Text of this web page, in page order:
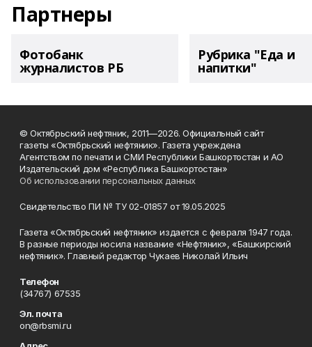
Партнеры
Фотобанк
журналистов РБ
Рубрика "Еда и
напитки"
© Октябрьский нефтяник, 2011—2026. Официальный сайт
газеты «Октябрьский нефтяник». Газета учреждена
Агентством по печати и СМИ Республики Башкортостан и АО
Издательский дом «Республика Башкортостан»
Об использовании персональных данных
Свидетельство ПИ № ТУ 02-01857 от 19.05.2025
Газета «Октябрьский нефтяник» издается с февраля 1947 года.
В разные периоды носила название «Нефтяник», «Башкирский
нефтяник». Главный редактор Чукаев Николай Ильич
Телефон
(34767) 67535
Эл. почта
on@rbsmi.ru